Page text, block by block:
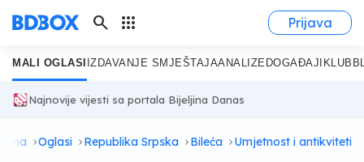
search apps Prijava
MALI OGLASI IZDAVANJE SMJEŠTAJAANALIZE DOGAĐAJI KLUB
Najnovije vijesti sa portala Bijeljina Danas
Oglasi Republika Srpska Bileća Umjetnost i antikviteti